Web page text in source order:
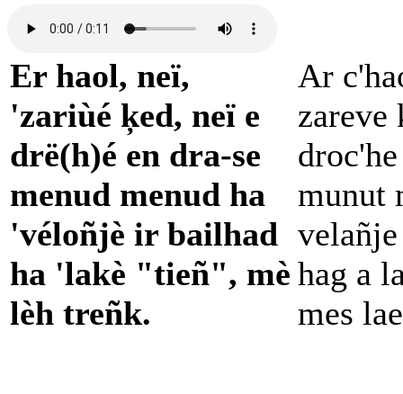
Er haol, neï,
'zariùé ķed, neï e
drë(h)é en dra-se
menud menud ha
'véloñjè ir bailhad
ha 'lakè "tieñ", mè
lèh treñk.
Ar
zareve
munut
hag a
mes